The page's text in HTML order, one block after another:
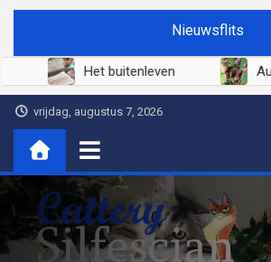
Ga
de
Nieuwsflits
Juni 2026 Het buitenleven
vrijdag, augustus 7, 2026